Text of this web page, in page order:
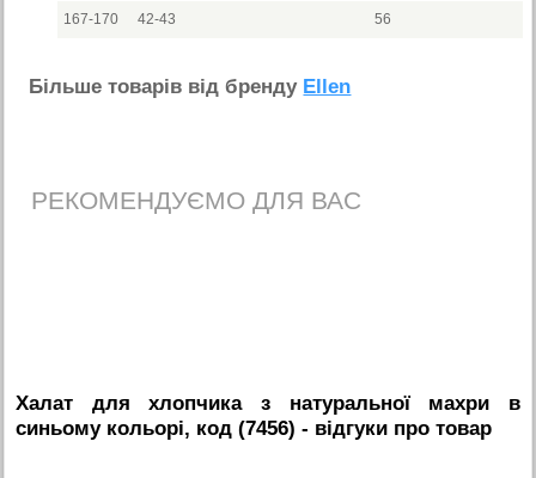
167-170 42-43 56
Бiльше товарiв вiд бренду Ellen
РЕКОМЕНДУЄМО ДЛЯ ВАС
Халат для хлопчика з натуральної махри в
синьому кольорі, код (7456) - вiдгуки про товар